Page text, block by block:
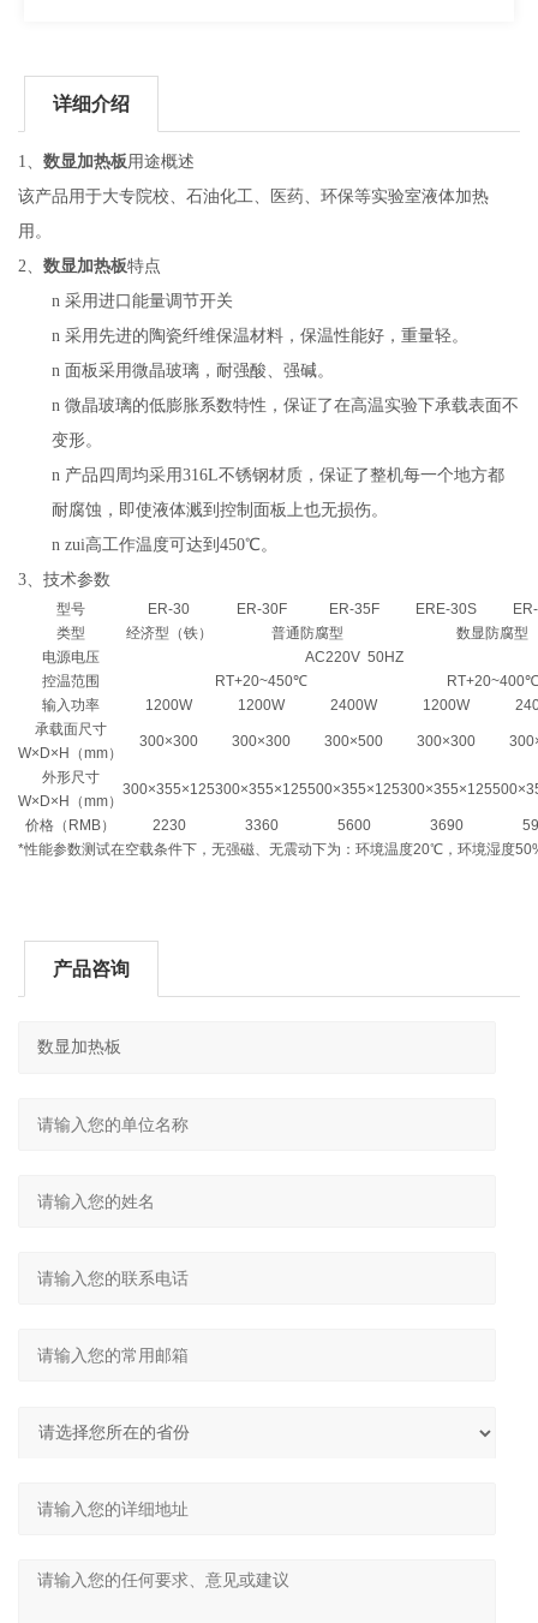
详细介绍
1、数显加热板 用途概述
该产品用于大专院校、石油化工、医药、环保等实验室液体加热
用。
2、数显加热板特点
n采用进口能量调节开关
n采用先进的陶瓷纤维保温材料，保温性能好，重量轻。
n面板采用微晶玻璃，耐强酸、强碱。
n微晶玻璃的低膨胀系数特性，保证了在高温实验下承载表面不
变形。
n 产品四周均采用316L不锈钢材质，保证了整机每一个地方都
耐腐蚀，即使液体溅到控制面板上也无损伤。
nzui高工作温度可达到450℃。
3、技术参数
型号 ER-30 ER-30F ER-35F ERE-30S
类型
经济型（铁） 普通防腐型
数显防腐型
电源电压
AC220V 50HZ
控温范围
RT+20~450℃
RT+20~400℃
输入功率
1200W 1200W 2400W 1200W
承载面尺寸
W×D×H（mm）
300×300 300×300 300×500 300×300
外形尺寸
W×D×H（mm）
300×355×125300×355×125500×355×125300×355×125
价格（RMB） 2230 3360 5600 3690
*性能参数测试在空载条件下，无强磁、无震动下为：环境温度20℃，环境湿度
产品咨询